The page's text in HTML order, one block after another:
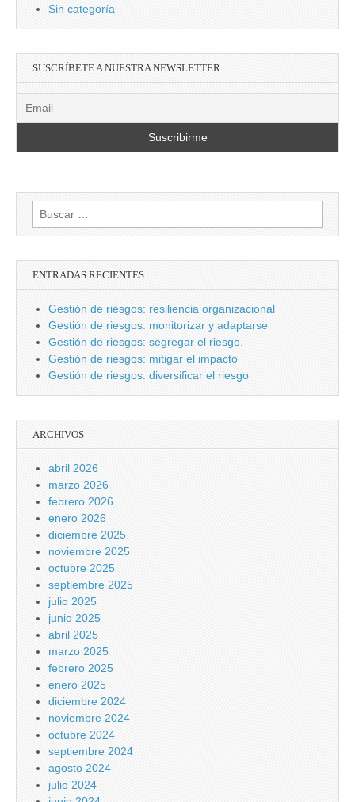
Sin categoría
SUSCRÍBETE A NUESTRA NEWSLETTER
Buscar:
ENTRADAS RECIENTES
Gestión de riesgos: resiliencia organizacional
Gestión de riesgos: monitorizar y adaptarse
Gestión de riesgos: segregar el riesgo.
Gestión de riesgos: mitigar el impacto
Gestión de riesgos: diversificar el riesgo
ARCHIVOS
abril 2026
marzo 2026
febrero 2026
enero 2026
diciembre 2025
noviembre 2025
octubre 2025
septiembre 2025
julio 2025
junio 2025
abril 2025
marzo 2025
febrero 2025
enero 2025
diciembre 2024
noviembre 2024
octubre 2024
septiembre 2024
agosto 2024
julio 2024